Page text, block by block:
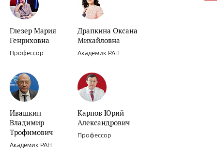
Декомпенсации хронической сердечной недостаточности.
Роль препаратов для «миокардиальной цитопротекции» в
женщин.
Глезер Мария
Генриховна
Профессор
Драпкина Оксана
Михайловна
Академик РАН
Ивашкин
Владимир
Трофимович
Академик РАН
Карпов Юрий
Александрович
Профессор